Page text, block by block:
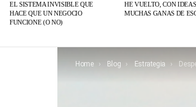
EL SISTEMA INVISIBLE QUE
HACE QUE UN NEGOCIO
FUNCIONE (O NO)
HE VUELTO, CON
MUCHAS GANAS DE
You are here:
Home Blog Estrategia